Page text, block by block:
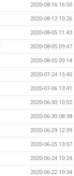
2020-08-16 16:50
2020-08-12 10:26
2020-08-05 11:43
2020-08-05 09:47
2020-08-05 09:14
2020-07-24 15:45
2020-07-06 13:41
2020-06-30 10:02
2020-06-30 08:38
2020-06-29 12:39
2020-06-25 13:57
2020-06-24 10:24
2020-06-22 10:34